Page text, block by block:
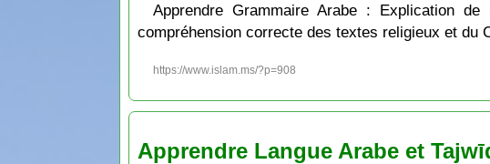
Apprendre Grammaire Arabe : Explication
compréhension correcte des textes religieux et du
https://www.islam.ms/?p=908
Apprendre Langue Arabe et